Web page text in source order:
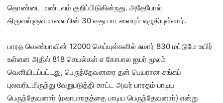
தொண்டை மண்டலம் குறிப்பிடுகின்றது. அதேபோல்
திருவள்ளுவமாலையின் 30 வது பாடலையும் எழுதியுள்ளார்.
பாரத வெண்பாவின் 12000 செய்யுள்களில் சுமார் 830 மட்டுமே உயிர்
உள்ளன அதில் 818 செயல்கள் எ கோபால ஐயர் மூலம்
வெளியிடப்பட்டது, பெருந்தேவனரை தன் பெயரான சங்கப்
புலவரிடமிருந்து வேறுபடுத்தி காட்ட அவர் பாரதம் பாடிய
பெருந்தேவனார் (மகாபாரதத்தை பாடிய பெருந்தேவனார்) என்று